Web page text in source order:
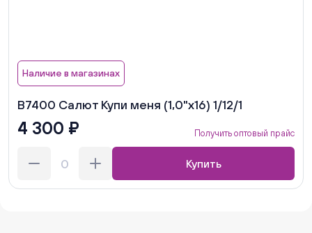
Наличие в магазинах
В7400 Салют Купи меня (1,0"х16) 1/12/1
4 300 ₽ Получить оптовый прайс
Купить